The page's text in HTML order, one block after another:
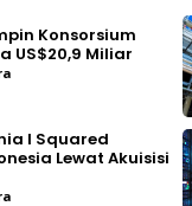
Konsorsium
US$20,9 Miliar
I Squared
Lewat Akuisisi